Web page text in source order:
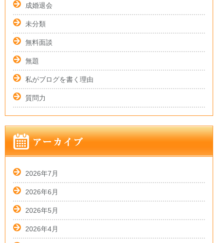
成婚退会
未分類
無料面談
無題
私がブログを書く理由
質問力
2026年7月
2026年6月
2026年5月
2026年4月